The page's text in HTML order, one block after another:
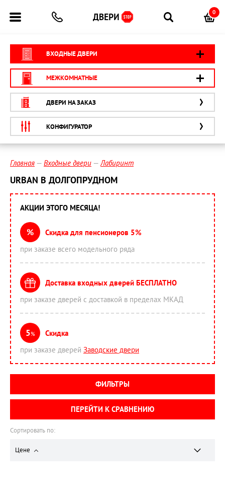
0
ВХОДНЫЕ ДВЕРИ
МЕЖКОМНАТНЫЕ
ДВЕРИ НА ЗАКАЗ
КОНФИГУРАТОР
Главная Входные двери Лабиринт
URBAN В ДОЛГОПРУДНОМ
Сортировать по:
Цене
АКЦИИ ЭТОГО МЕСЯЦА!
%
Скидка для пенсионеров 5%
при заказе всего модельного ряда
Доставка входных дверей БЕСПЛАТНО
при заказе дверей с доставкой в пределах МКАД
5%
Скидка
при заказе дверей Заводские двери
ФИЛЬТРЫ
ПЕРЕЙТИ К СРАВНЕНИЮ